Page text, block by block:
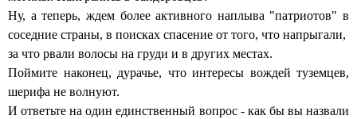
Ну, а теперь, ждем более активного наплыва "патриотов" в
соседние страны, в поисках спасение от того, что напрыгали,
за что рвали волосы на груди и в других местах.
Поймите наконец, дурачье, что интересы вождей туземцев,
шерифа не волнуют.
И ответьте на один единственный вопрос - как бы вы назвали